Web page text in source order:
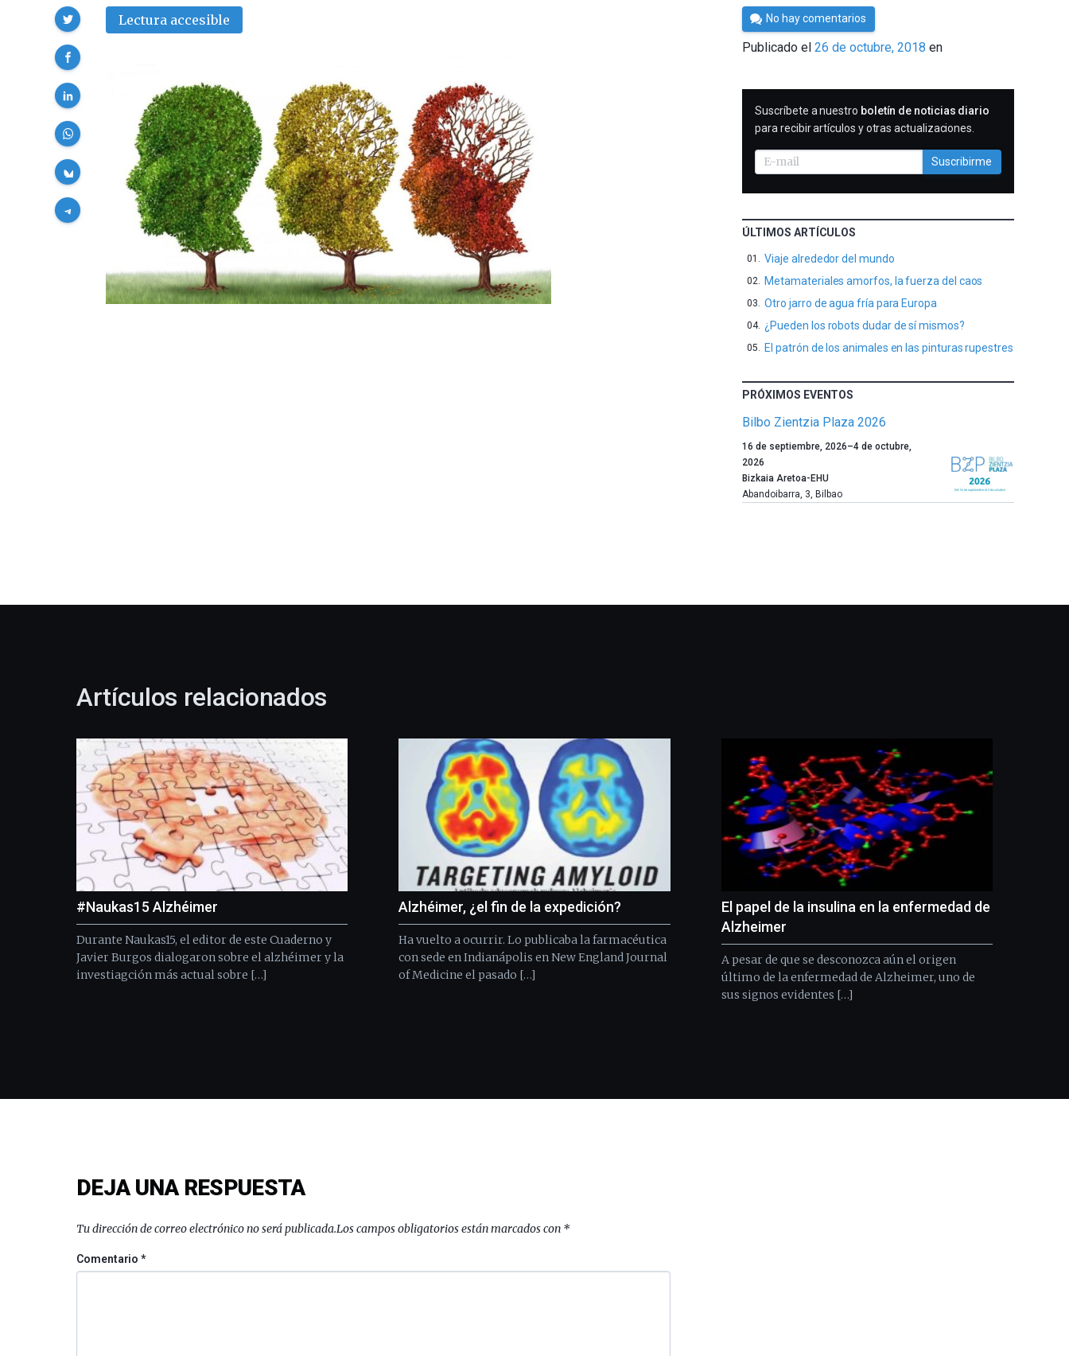
Lectura accesible
Compartir
Por
César
Tomé
No hay comentarios
Publicado el26 de octubre, 2018 en
SUSCRIBIRME
Suscríbete a nuestro boletín de noticias diario
para recibir artículos y otras actualizaciones.
Suscribirme
ÚLTIMOS ARTÍCULOS
Viaje alrededor del mundo
Metamateriales amorfos, la fuerza del caos
Otro jarro de agua fría para Europa
¿Pueden los robots dudar de sí mismos?
El patrón de los animales en las pinturas rupestres
PRÓXIMOS EVENTOS
Bilbo Zientzia Plaza 2026
Un
año
más,
Bilbao
la
(BZP),
un
festival
que
llenará
la
ciudad
exposiciones,
conferencias,
y
espectáculos
ciencia
4
16 de septiembre, 2026–4 de octubre,
2026
Bizkaia Aretoa-EHU
Abandoibarra, 3, Bilbao
Artículos relacionados
#Naukas15 Alzhéimer
Durante Naukas15, el editor de este Cuaderno y
Javier Burgos dialogaron sobre el alzhéimer y la
investiagción más actual sobre […]
Alzhéimer, ¿el fin de la expedición?
Ha vuelto a ocurrir. Lo publicaba la farmacéutica
con sede en Indianápolis en New England Journal
of Medicine el pasado […]
El papel de la insulina en la enfermedad de
Alzheimer
A pesar de que se desconozca aún el origen
último de la enfermedad de Alzheimer, uno de
sus signos evidentes […]
DEJA UNA RESPUESTA
Tu dirección de correo electrónico no será publicada.Los campos obligatorios están marcados con *
Comentario*